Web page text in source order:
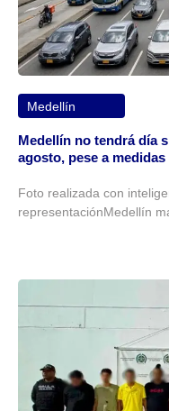
Medellín
Medellín no tendrá día
agosto, pese a
Foto realizada con
representaciónMedellín